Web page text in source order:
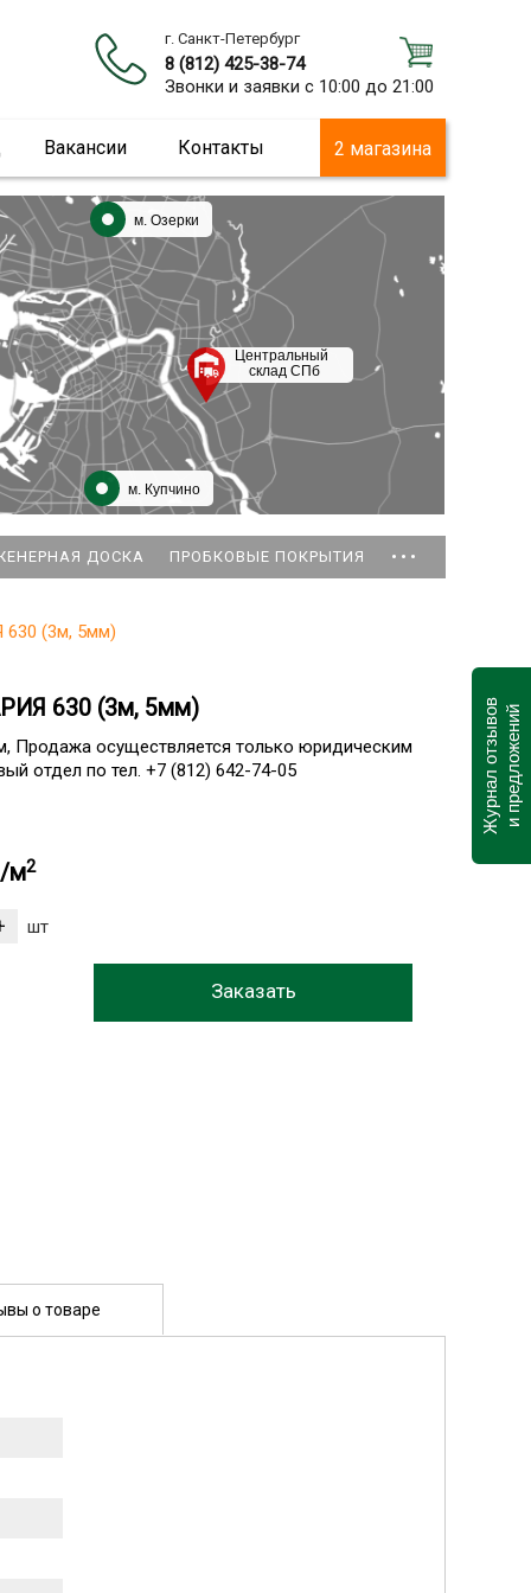
г. Санкт-Петербург
8 (812) 425-38-74
Звонки и заявки с 10:00 до 21:00
Вакансии Контакты 2 магазина
м. Озерки
м. Купчино
Центральный
склад СПб
ДОСКА ПРОБКОВЫЕ ПОКРЫТИЯ ...
(3м, 5мм)
630 (3м, 5мм)
Продажа осуществляется только юридическим
отдел по тел. +7 (812) 642-74-05
м2
шт
о товаре
Журнал отзывови предложений